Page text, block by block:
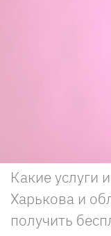
Какие услуги
Харькова и
получить